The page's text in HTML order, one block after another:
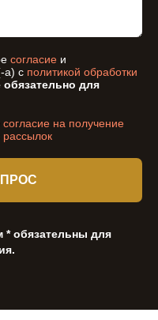
согласие и
а) с политикой обработки
обязательно для
согласие на получение
* обязательны для